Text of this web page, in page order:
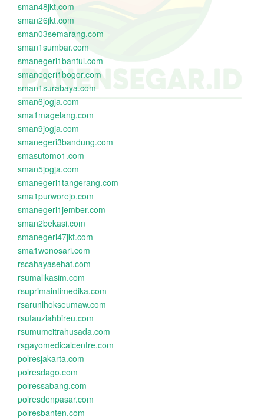
sman48jkt.com
sman26jkt.com
sman03semarang.com
sman1sumbar.com
smanegeri1bantul.com
smanegeri1bogor.com
sman1surabaya.com
sman6jogja.com
sma1magelang.com
sman9jogja.com
smanegeri3bandung.com
smasutomo1.com
sman5jogja.com
smanegeri1tangerang.com
sma1purworejo.com
smanegeri1jember.com
sman2bekasi.com
smanegeri47jkt.com
sma1wonosari.com
rscahayasehat.com
rsumalikasim.com
rsuprimaintimedika.com
rsarunlhokseumaw.com
rsufauziahbireu.com
rsumumcitrahusada.com
rsgayomedicalcentre.com
polresjakarta.com
polresdago.com
polressabang.com
polresdenpasar.com
polresbanten.com